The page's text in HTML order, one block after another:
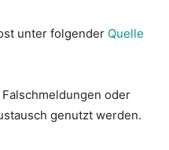
unter folgender Quelle
oder
genutzt werden.